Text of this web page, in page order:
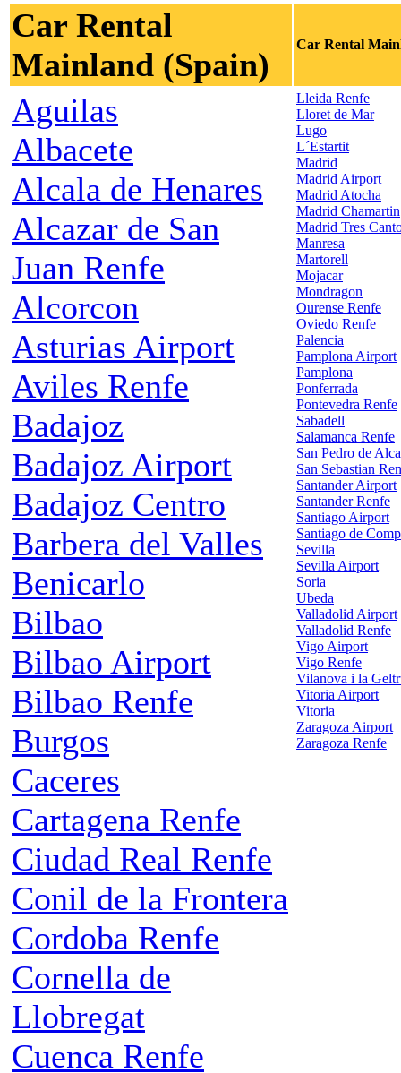
Car Rental
Mainland (Spain)
Car Rental
Aguilas
Albacete
Alcala de Henares
Alcazar de San
Juan Renfe
Alcorcon
Asturias Airport
Aviles Renfe
Badajoz
Badajoz Airport
Badajoz Centro
Barbera del Valles
Benicarlo
Bilbao
Bilbao Airport
Bilbao Renfe
Burgos
Caceres
Cartagena Renfe
Ciudad Real Renfe
Conil de la Frontera
Cordoba Renfe
Cornella de
Llobregat
Cuenca Renfe
Lleida Renfe
Lloret de Mar
Lugo
L´Estartit
Madrid
Madrid Airport
Madrid Atocha
Madrid Chamartin
Madrid Tres
Manresa
Martorell
Mojacar
Mondragon
Ourense Renfe
Oviedo Renfe
Palencia
Pamplona Airport
Pamplona
Ponferrada
Pontevedra Renfe
Sabadell
Salamanca Renfe
San Pedro de
San Sebastian
Santander Airport
Santander Renfe
Santiago Airport
Santiago de
Sevilla
Sevilla Airport
Soria
Ubeda
Valladolid Airport
Valladolid Renfe
Vigo Airport
Vigo Renfe
Vilanova i la
Vitoria Airport
Vitoria
Zaragoza Airport
Zaragoza Renfe